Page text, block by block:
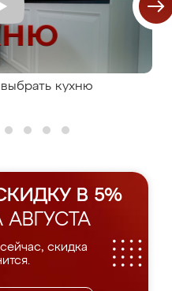
кухню
В 5%
скидка